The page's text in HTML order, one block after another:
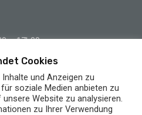
– 17h00
Cookies
und Anzeigen zu
soziale Medien anbieten zu
Website zu analysieren.
zu Ihrer Verwendung